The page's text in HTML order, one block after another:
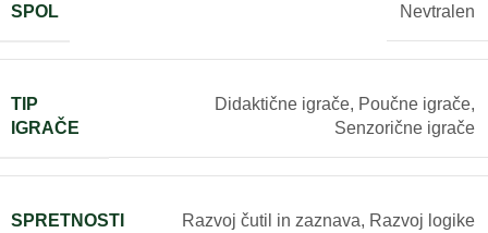
SPOL Nevtralen
TIP
IGRAČE
Didaktične igrače, Poučne igrače,
Senzorične igrače
SPRETNOSTI
Razvoj čutil in zaznava, Razvoj logike